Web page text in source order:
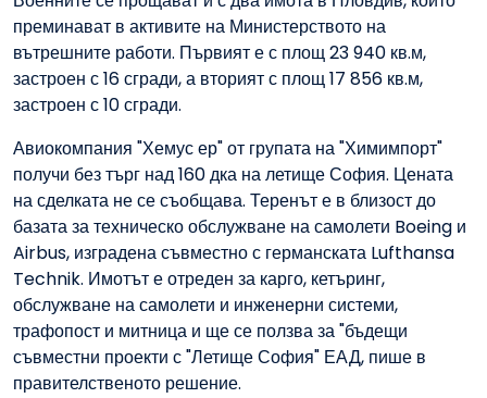
преминават в активите на Министерството на
вътрешните работи. Първият е с площ 23 940 кв.м,
застроен с 16 сгради, а вторият с площ 17 856 кв.м,
застроен с 10 сгради.
Авиокомпания "Хемус ер" от групата на "Химимпорт"
получи без търг над 160 дка на летище София. Цената
на сделката не се съобщава. Теренът е в близост до
базата за техническо обслужване на самолети Boeing и
Airbus, изградена съвместно с германската Lufthansa
Technik. Имотът е отреден за карго, кетъринг,
обслужване на самолети и инженерни системи,
трафопост и митница и ще се ползва за "бъдещи
съвместни проекти с "Летище София" ЕАД, пише в
правителственото решение.